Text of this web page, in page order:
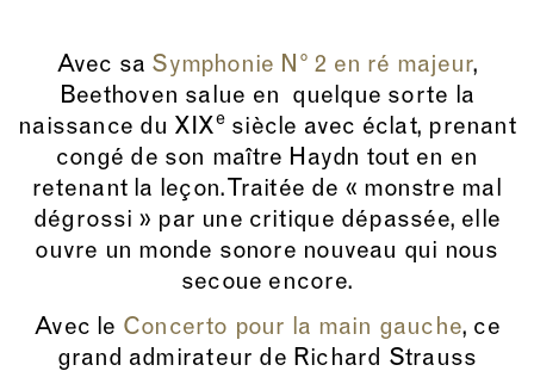
Avec sa Symphonie N° 2 en ré majeur,
Beethoven salue en quelque sorte la
naissance du XIXesiècle avec éclat, prenant
congé de son maître Haydn tout en en
retenant la leçon. Traitée de « monstre mal
dégrossi » par une critique dépassée, elle
ouvre un monde sonore nouveau qui nous
secoue encore.
Avec le Concerto pour la main gauche, ce
grand admirateur de Richard Strauss